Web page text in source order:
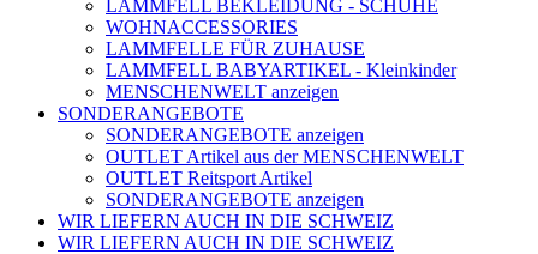
LAMMFELL BEKLEIDUNG - SCHUHE
WOHNACCESSORIES
LAMMFELLE FÜR ZUHAUSE
LAMMFELL BABYARTIKEL - Kleinkinder
MENSCHENWELT anzeigen
SONDERANGEBOTE
SONDERANGEBOTE anzeigen
OUTLET Artikel aus der MENSCHENWELT
OUTLET Reitsport Artikel
SONDERANGEBOTE anzeigen
WIR LIEFERN AUCH IN DIE SCHWEIZ
WIR LIEFERN AUCH IN DIE SCHWEIZ